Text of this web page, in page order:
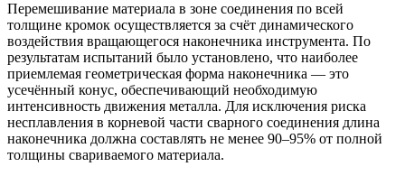
Перемешивание материала в зоне соединения по всей
толщине кромок осуществляется за счёт динамического
воздействия вращающегося наконечника инструмента. По
результатам испытаний было установлено, что наиболее
приемлемая геометрическая форма наконечника — это
усечённый конус, обеспечивающий необходимую
интенсивность движения металла. Для исключения риска
несплавления в корневой части сварного соединения длина
наконечника должна составлять не менее 90–95% от полной
толщины свариваемого материала.